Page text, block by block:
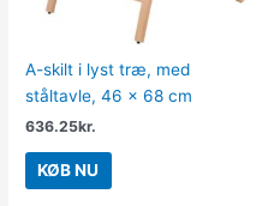
A-skilt i lyst træ, med
ståltavle, 46 x 68 cm
636.25kr.
KØB NU